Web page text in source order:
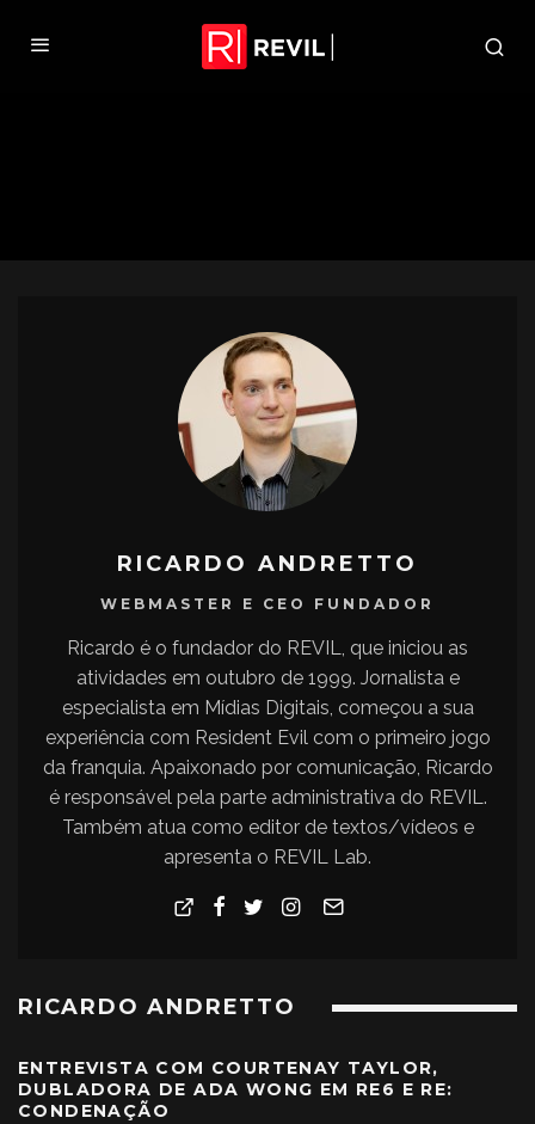
RICARDO ANDRETTO
WEBMASTER E CEO FUNDADOR
Ricardo é o fundador do REVIL, que iniciou as
atividades em outubro de 1999. Jornalista e
especialista em Mídias Digitais, começou a sua
experiência com Resident Evil com o primeiro jogo
da franquia. Apaixonado por comunicação, Ricardo
é responsável pela parte administrativa do REVIL.
Também atua como editor de textos/vídeos e
apresenta o REVIL Lab.
RICARDO ANDRETTO
ENTREVISTA COM COURTENAY TAYLOR,
DUBLADORA DE ADA WONG EM RE6 E RE:
CONDENAÇÃO